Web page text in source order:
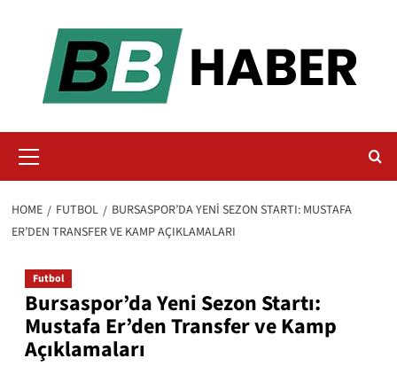
Menu
HOME FUTBOL
BURSASPOR’DA YENI SEZON STARTI: MUSTAFA
ER’DEN TRANSFER VE KAMP AÇIKLAMALARI
Futbol
Bursaspor’da Yeni Sezon Startı:
Mustafa Er’den Transfer ve Kamp
Açıklamaları